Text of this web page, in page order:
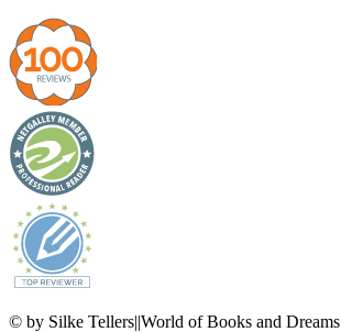
© by Silke Tellers||World of Books and Dreams